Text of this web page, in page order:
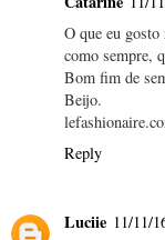
O que eu
como sempre,
Bom fim de
Beijo.
Reply
Luciie 11/11/